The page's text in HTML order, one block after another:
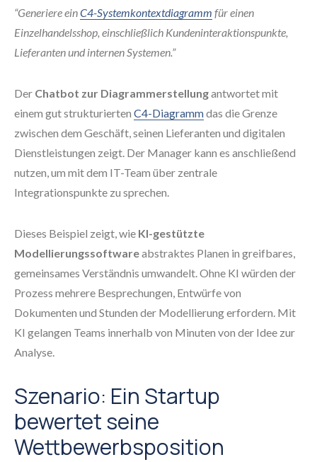
“Generiere einC4-Systemkontextdiagramm für einen
Einzelhandelsshop, einschließlich Kundeninteraktionspunkte,
Lieferanten und internen Systemen.”
Der Chatbot zur Diagrammerstellungantwortet mit
einem gut strukturierten C4-Diagrammdas die Grenze
zwischen dem Geschäft, seinen Lieferanten und digitalen
Dienstleistungen zeigt. Der Manager kann es anschließend
nutzen, um mit dem IT-Team über zentrale
Integrationspunkte zu sprechen.
Dieses Beispiel zeigt, wie KI-gestützte
Modellierungssoftwareabstraktes Planen in greifbares,
gemeinsames Verständnis umwandelt. Ohne KI würden der
Prozess mehrere Besprechungen, Entwürfe von
Dokumenten und Stunden der Modellierung erfordern. Mit
KI gelangen Teams innerhalb von Minuten von der Idee zur
Analyse.
Szenario: Ein Startup
bewertet seine
Wettbewerbsposition